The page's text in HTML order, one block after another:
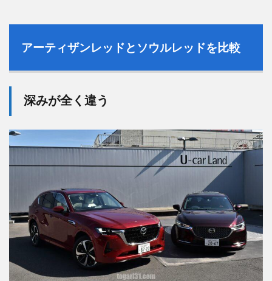
アーティザンレッドとソウルレッドを比較
深みが全く違う